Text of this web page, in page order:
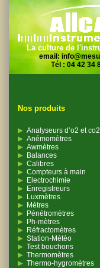
La culture de
email:
Tél : 04 42 34
Nos produits
Analyseurs d’o2 et co2
Anémomètres
Awmètres
Balances
Calibres
Compteurs à main
Electrochimie
Enregistreurs
Luxmètres
Mètres
Pénétromètres
Ph-mètres
Réfractomètres
Station-Météo
Test bouchons
Thermomètres
Thermo-hygromètres